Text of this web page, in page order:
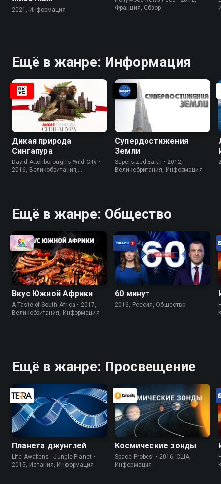
2021, Информация
Франция, Обзор
Ещё в жанре: Информация
Дикая природа
Сингапура
David Attenborough's Wild City •
2016, Великобритания,
Супердостижения
Земли
Supersized Earth • 2012,
Великобритания, Информация
Ещё в жанре: Общество
Вкус Южной Африки
A Taste of South Africa • 2017,
Великобритания, Информация
60 минут
2016, Россия, Общество
Ещё в жанре: Просвещение
Планета джунглей
Life Awakens - Jungle Planet •
2015, Испания, Информация
Космические зонды
Space Probes! • 2016, США,
Информация